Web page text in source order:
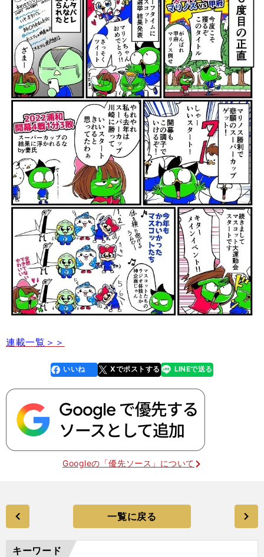
連載一覧＞＞
faceboo
k
いいね Xでポストする
line LINEで送る
Googleの「優先ソース」について
一覧に戻る
キーワード